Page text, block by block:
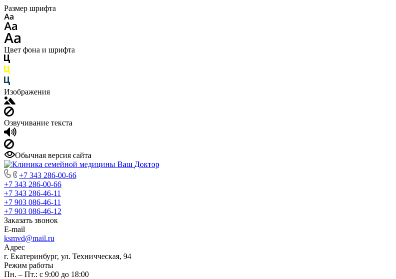
Размер шрифта
Цвет фона и шрифта
Изображения
Озвучивание текста
Обычная версия сайта
+7 343 286-00-66
+7 343 286-00-66
+7 343 286-46-11
+7 903 086-46-11
+7 903 086-46-12
Заказать звонок
E-mail
ksmvd@mail.ru
Адрес
г. Екатеринбург, ул. Техничческая, 94
Режим работы
Пн. – Пт.: с 9:00 до 18:00